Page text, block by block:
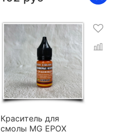
Краситель для
смолы MG EPOX